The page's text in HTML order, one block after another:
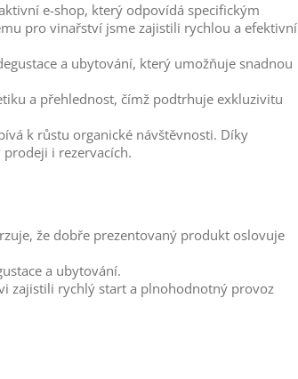
e-shop, který odpovídá specifickým
pro vinařství jsme zajistili rychlou a efektivní
a ubytování, který umožňuje snadnou
a přehlednost, čímž podtrhuje exkluzivitu
k růstu organické návštěvnosti. Díky
i rezervacích.
že dobře prezentovaný produkt oslovuje
a ubytování.
zajistili rychlý start a plnohodnotný provoz